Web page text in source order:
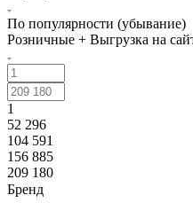
По популярности (убывание)
Розничные + Выгрузка на
1
52 296
104 591
156 885
209 180
Бренд